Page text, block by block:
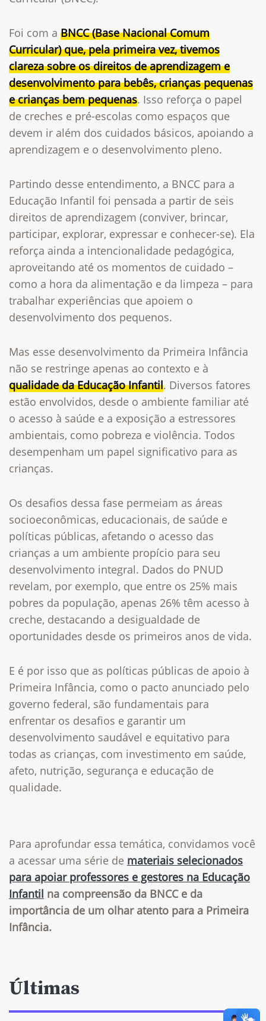
Foi com a BNCC (Base Nacional Comum
Curricular) que, pela primeira vez, tivemos
clareza sobre os direitos de aprendizagem e
desenvolvimento para bebês, crianças pequenas
e crianças bem pequenas. Isso reforça o papel
de creches e pré-escolas como espaços que
devem ir além dos cuidados básicos, apoiando a
aprendizagem e o desenvolvimento pleno.
Partindo desse entendimento, a BNCC para a
Educação Infantil foi pensada a partir de seis
direitos de aprendizagem (conviver, brincar,
participar, explorar, expressar e conhecer-se). Ela
reforça ainda a intencionalidade pedagógica,
aproveitando até os momentos de cuidado –
como a hora da alimentação e da limpeza – para
trabalhar experiências que apoiem o
desenvolvimento dos pequenos.
Mas esse desenvolvimento da Primeira Infância
não se restringe apenas ao contexto e à
qualidade da Educação Infantil. Diversos fatores
estão envolvidos, desde o ambiente familiar até
o acesso à saúde e a exposição a estressores
ambientais, como pobreza e violência. Todos
desempenham um papel significativo para as
crianças.
Os desafios dessa fase permeiam as áreas
socioeconômicas, educacionais, de saúde e
políticas públicas, afetando o acesso das
crianças a um ambiente propício para seu
desenvolvimento integral. Dados do PNUD
revelam, por exemplo, que entre os 25% mais
pobres da população, apenas 26% têm acesso à
creche, destacando a desigualdade de
oportunidades desde os primeiros anos de vida.
E é por isso que as políticas públicas de apoio à
Primeira Infância, como o pacto anunciado pelo
governo federal, são fundamentais para
enfrentar os desafios e garantir um
desenvolvimento saudável e equitativo para
todas as crianças, com investimento em saúde,
afeto, nutrição, segurança e educação de
qualidade.
Para aprofundar essa temática, convidamos você
a acessar uma série de materiais selecionados
para apoiar professores e gestores na Educação
Infantil na compreensão da BNCC e da
importância de um olhar atento para a Primeira
Infância.
Últimas